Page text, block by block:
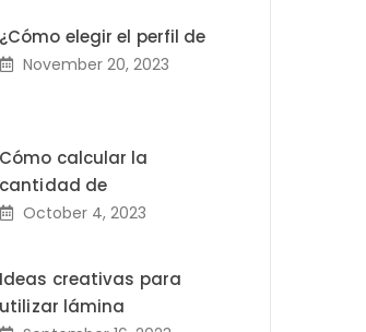
¿Cómo elegir el perfil de
November 20, 2023
Cómo calcular la
cantidad de
October 4, 2023
Ideas creativas para
utilizar lámina